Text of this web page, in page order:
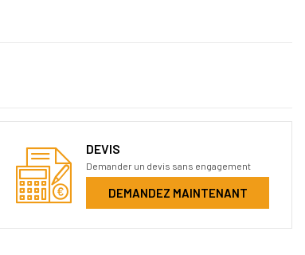
DEVIS
Demander un devis sans engagement
DEMANDEZ MAINTENANT